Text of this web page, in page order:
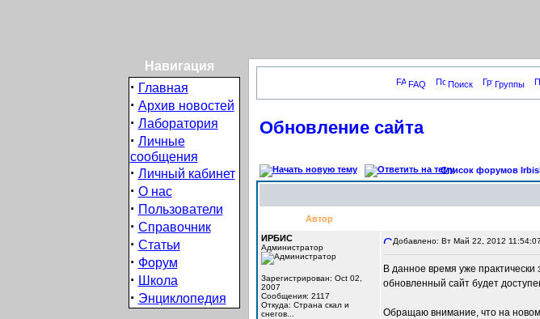
Навигация
· Главная
· Архив новостей
· Лаборатория
· Личные
сообщения
· Личный кабинет
· О нас
· Пользователи
· Справочник
· Статьи
· Форум
· Школа
· Энциклопедия
FAQ Поиск Группы
Обновление сайта
Список форумов
Автор
ИРБИС
Администратор
Зарегистрирован: Oct 02,
2007
Сообщения: 2117
Откуда: Cтрана скал и
снегов...
Добавлено: Вт Май 22, 2012 11:54:07
В данное время уже
обновленный сайт будет
Обращаю внимание, что на новом